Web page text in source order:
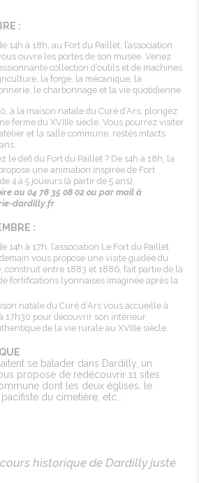
:
14h à 18h, au Fort du Paillet, l’association
ouvre les portes de son musée. Venez
collection d’outils et de machines
la forge, la mécanique, la
le charbonnage et la vie quotidienne.
à la maison natale du Curé d’Ars, plongez
ferme du XVIIIe siècle. Vous pourrez visiter
et la salle commune, restés intacts
le défi du Fort du Paillet ? De 14h à 18h, la
une animation inspirée de Fort
4 à 5 joueurs (à partir de 5 ans).
au 04 78 35 08 02 ou par mail à
dardilly.fr
:
14h à 17h, l’association Le Fort du Paillet
vous propose une visite guidée du
construit entre 1883 et 1886, fait partie de la
fortifications lyonnaises imaginée après la
natale du Curé d’Ars vous accueille à
17h30 pour découvrir son intérieur
de la vie rurale au XVIIIe siècle.
se balader dans Dardilly, un
propose de redécouvrir 11 sites
dont les deux églises, le
du cimetière, etc. .
historique de Dardilly juste